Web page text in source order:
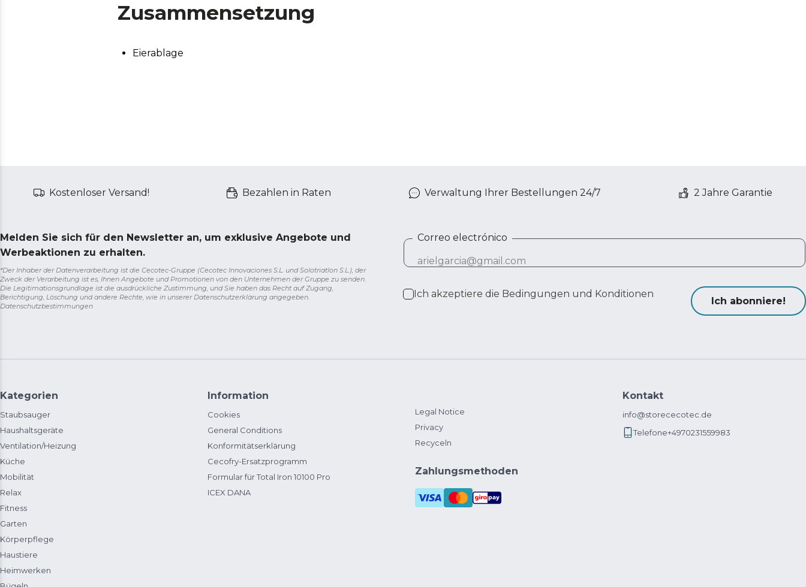
Zusammensetzung
Eierablage
Kostenloser Versand! Bezahlen in Raten Verwaltung Ihrer Bestellungen 24/7 2 Jahre Garantie
Melden Sie sich für den Newsletter an, um exklusive Angebote und
Werbeaktionen zu erhalten.
*Der Inhaber der Datenverarbeitung ist die Cecotec-Gruppe (Cecotec Innovaciones S.L. und Solotriatlon S.L.), der
Zweck der Verarbeitung ist es, Ihnen Angebote und Promotionen von den Unternehmen der Gruppe zu senden.
Die Legitimationsgrundlage ist die ausdrückliche Zustimmung, und Sie haben das Recht auf Zugang,
Berichtigung, Löschung und andere Rechte, wie in unserer Datenschutzerklärung angegeben.
Datenschutzbestimmungen
Correo electrónico
Ich akzeptiere die Bedingungen und Konditionen
Ich abonniere!
Kategorien
Staubsauger
Haushaltsgeräte
Ventilation/Heizung
Küche
Mobilität
Relax
Fitness
Garten
Körperpflege
Haustiere
Heimwerken
Information
Cookies
General Conditions
Konformitätserklärung
Cecofry-Ersatzprogramm
Formular für Total Iron 10100 Pro
ICEX DANA
Legal Notice
Privacy
Recyceln
Zahlungsmethoden
Kontakt
info@storececotec.de
Telefone+4970231559983